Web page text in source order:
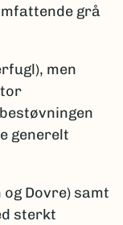
grå
men
generelt
Dovre) samt
sterkt